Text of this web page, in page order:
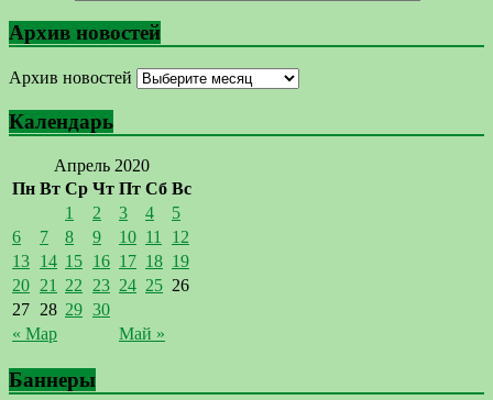
Архив новостей
Архив новостей
Календарь
Апрель 2020
Пн Вт Ср Чт Пт Сб Вс
« Мар Май »
1 2 3 4
5
6
7 8 9 10 11
12
13 14 15 16 17 18 19
20 21 22 23 24 25 26
27 28 29 30
Баннеры